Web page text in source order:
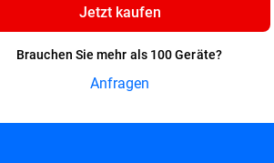
Jetzt kaufen
Brauchen Sie mehr als 100 Geräte?
Anfragen